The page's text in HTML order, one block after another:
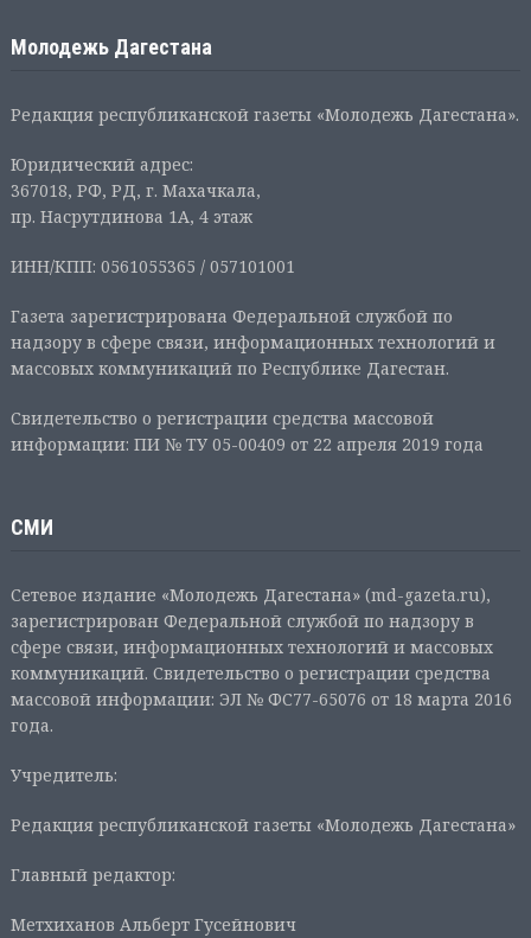
Молодежь Дагестана
Редакция республиканской газеты «Молодежь Дагестана».
Юридический адрес:
367018, РФ, РД, г. Махачкала,
пр. Насрутдинова 1А, 4 этаж
ИНН/КПП: 0561055365 / 057101001
Газета зарегистрирована Федеральной службой по
надзору в сфере связи, информационных технологий и
массовых коммуникаций по Республике Дагестан.
Свидетельство о регистрации средства массовой
информации: ПИ № ТУ 05-00409 от 22 апреля 2019 года
СМИ
Сетевое издание «Молодежь Дагестана» (md-gazeta.ru),
зарегистрирован Федеральной службой по надзору в
сфере связи, информационных технологий и массовых
коммуникаций. Свидетельство о регистрации средства
массовой информации: ЭЛ № ФС77-65076 от 18 марта 2016
года.
Учредитель:
Редакция республиканской газеты «Молодежь Дагестана»
Главный редактор:
Метхиханов Альберт Гусейнович